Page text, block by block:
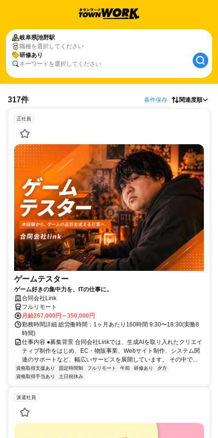
岐阜県池野駅
職種を選択してください
研修あり
キーワードを選択してください
317件 条件保存 関連度順
正社員
ゲームテスター
ゲーム好きの集中力を、ITの仕事に。
合同会社Link
フルリモート
月給267,000円～350,000円
勤務時間詳細 総労働時間：1ヶ月あたり160時間 9:30〜18:30(実働8
時間)
仕事内容 ●募集背景 合同会社Linkでは、生成AIを取り入れたクリエイ
ティブ制作をはじめ、EC・物販事業、Webサイト制作、システム関
連のサポートなど、幅広いサービスを展開しています。 その中で...
資格取得支援あり 固定時間制 フルリモート 午前 研修あり
夕方
資格取得手当あり
土日祝休み
派遣社員